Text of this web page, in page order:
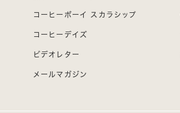
コーヒーボーイ スカラシップ
コーヒーデイズ
ビデオレター
メールマガジン